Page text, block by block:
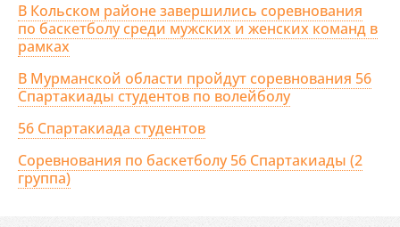
В Кольском районе завершились соревнования
по баскетболу среди мужских и женских команд в
рамках
В Мурманской области пройдут соревнования 56
Спартакиады студентов по волейболу
56 Спартакиада студентов
Соревнования по баскетболу 56 Спартакиады (2
группа)